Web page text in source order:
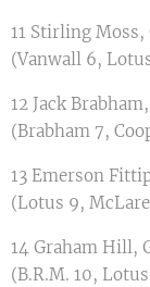
11 Stirling
(Vanwall 6,
12 Jack
(Brabham 7,
13 Emerson
(Lotus 9,
14 Graham Hill,
(B.R.M. 10,